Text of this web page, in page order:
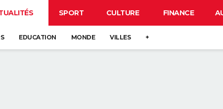
SPORT CULTURE FINANCE
EDUCATION MONDE VILLES +